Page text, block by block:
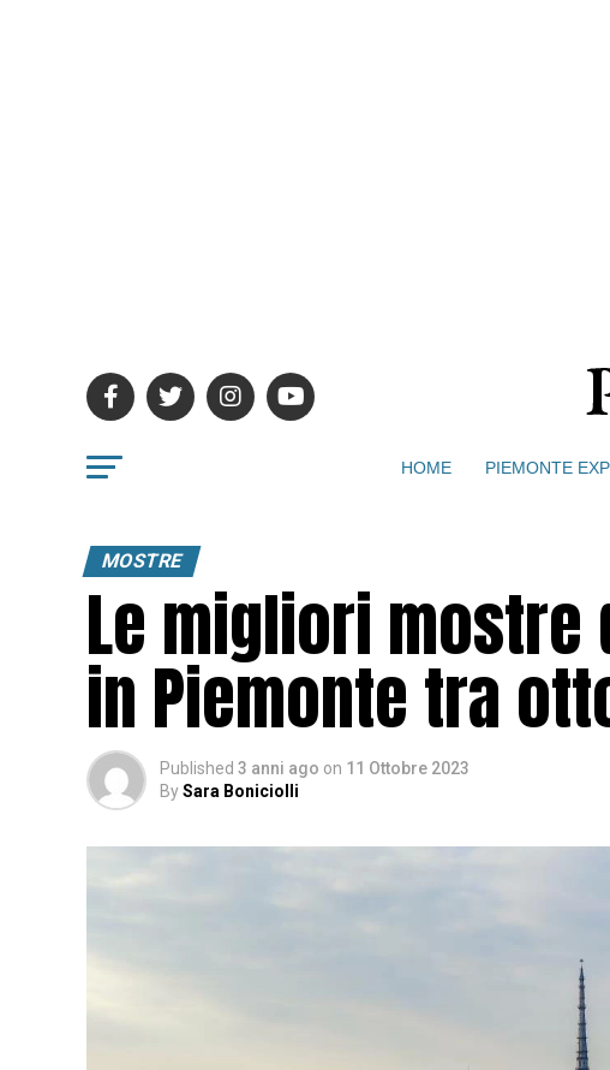
HOME PIEMONTE
MOSTRE
Le migliori mostre
in Piemonte tra
Published 3 anni ago on 11 Ottobre 2023
BySara Boniciolli